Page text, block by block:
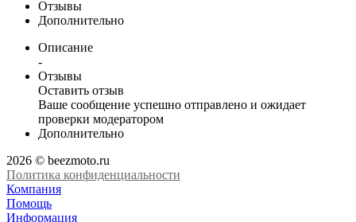
Отзывы
Дополнительно
Описание
-
Отзывы
Оставить отзыв
Ваше сообщение успешно отправлено и ожидает
проверки модератором
Дополнительно
2026 © beezmoto.ru
Политика конфиденциальности
Компания
Помощь
Информация